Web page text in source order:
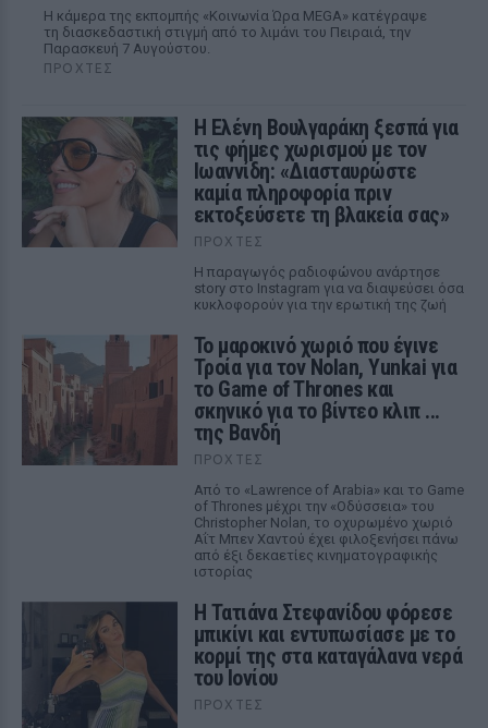
Η κάμερα της εκπομπής «Κοινωνία Ώρα MEGA» κατέγραψε
τη διασκεδαστική στιγμή από το λιμάνι του Πειραιά, την
Παρασκευή 7 Αυγούστου.
ΠΡΟΧΤΈΣ
Η Ελένη Βουλγαράκη ξεσπά για
τις φήμες χωρισμού με τον
Ιωαννίδη: «Διασταυρώστε
καμία πληροφορία πριν
εκτοξεύσετε τη βλακεία σας»
ΠΡΟΧΤΈΣ
Η παραγωγός ραδιοφώνου ανάρτησε
story στο Instagram για να διαψεύσει όσα
κυκλοφορούν για την ερωτική της ζωή
Το μαροκινό χωριό που έγινε
Τροία για τον Nolan, Yunkai για
το Game of Thrones και
σκηνικό για το βίντεο κλιπ ...
της Βανδή
ΠΡΟΧΤΈΣ
Από το «Lawrence of Arabia» και το Game
of Thrones μέχρι την «Οδύσσεια» του
Christopher Nolan, το οχυρωμένο χωριό
Αΐτ Μπεν Χαντού έχει φιλοξενήσει πάνω
από έξι δεκαετίες κινηματογραφικής
ιστορίας
Η Τατιάνα Στεφανίδου φόρεσε
μπικίνι και εντυπωσίασε με το
κορμί της στα καταγάλανα νερά
του Ιονίου
ΠΡΟΧΤΈΣ